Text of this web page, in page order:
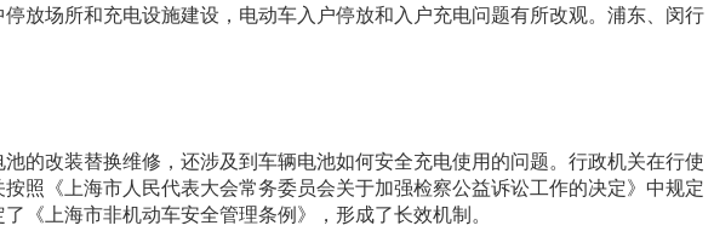
放场所和充电设施建设，电动车入户停放和入户充电问题有所改观。浦东、闵行
的改装替换维修，还涉及到车辆电池如何安全充电使用的问题。行政机关在行使
照《上海市人民代表大会常务委员会关于加强检察公益诉讼工作的决定》中规定
《上海市非机动车安全管理条例》，形成了长效机制。